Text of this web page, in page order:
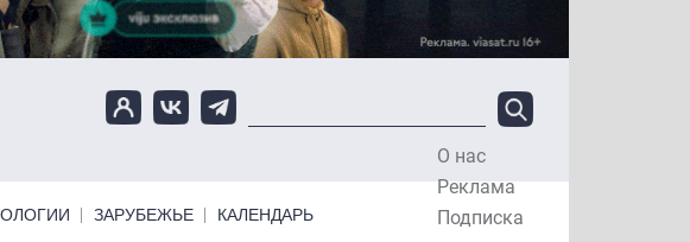
О нас
Реклама
Подписка
ЗАРУБЕЖЬЕ КАЛЕНДАРЬ